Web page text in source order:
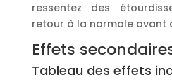
ressentez des
retour à la normale avant
Effets
Tableau des effets